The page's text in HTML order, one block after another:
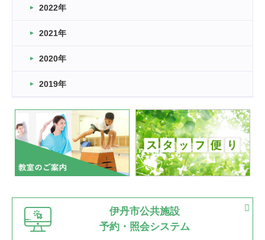
2026.03.11
緑ケ丘体育館
2022.11.03
緑ケ丘体育館
いたっぼーる大会☆彡
緑ケ丘体育館
2022.07.03
市内総合体育大会が開始
緑ケ丘体育館 猪名川運動広場
古池運動広場
2022.06.12
県知事杯争奪バレーボール大会が開催
緑ケ丘体育館
2022年
2021年
2020年
2019年
伊丹市公共施設
予約・照会システム